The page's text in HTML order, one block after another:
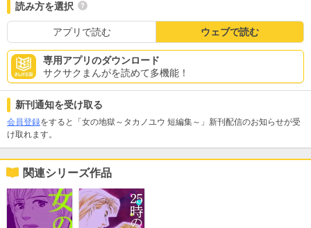
読み方を選択
アプリで読む ウェブで読む
専用アプリのダウンロード
サクサクまんがを読めて多機能！
新刊通知を受け取る
会員登録をすると「女の地獄～タカノユウ 短編集～」新刊配信のお知らせが受
け取れます。
関連シリーズ作品